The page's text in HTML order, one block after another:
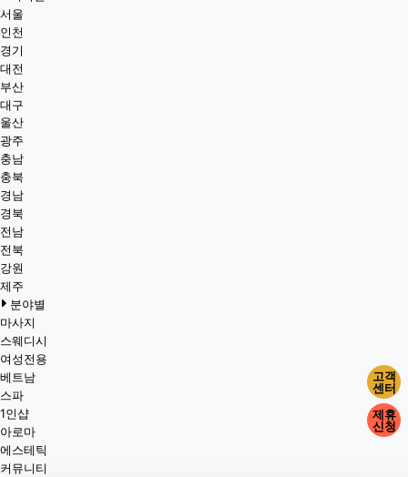
서울
인천
경기
대전
부산
대구
울산
광주
충남
충북
경남
경북
전남
전북
강원
제주
분야별
마사지
스웨디시
여성전용
베트남
스파
1인샵
아로마
에스테틱
커뮤니티
고객
센터
제휴
신청